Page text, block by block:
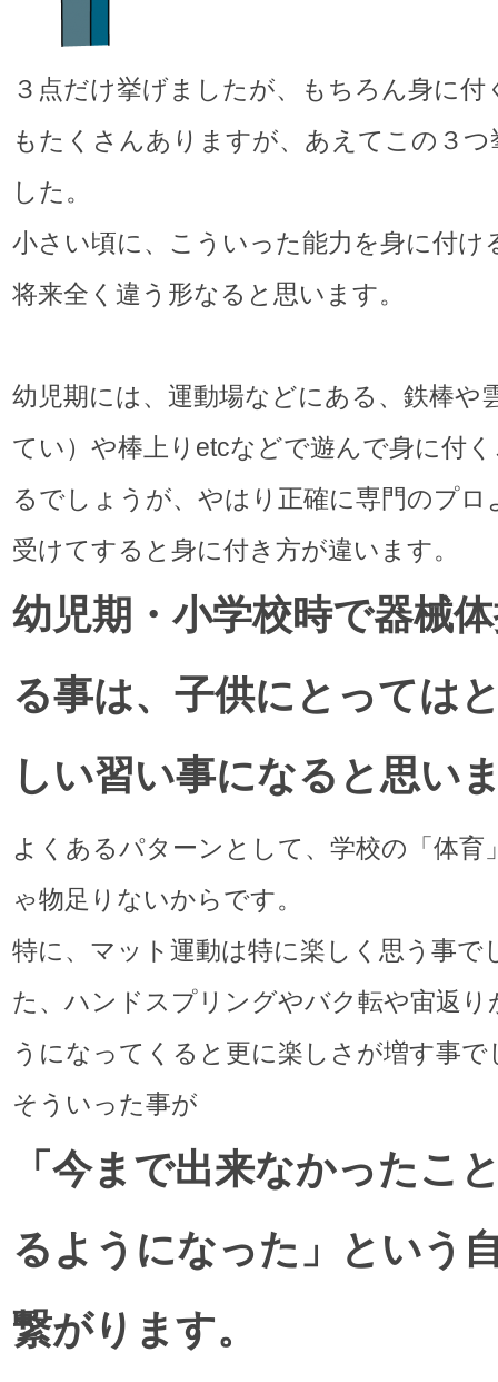
３点だけ挙げましたが、もちろん身に付
もたくさんありますが、あえてこの３
した。
小さい頃に、こういった能力を身に付け
将来全く違う形なると思います。
幼児期には、運動場などにある、鉄棒や
てい）や棒上りetcなどで遊んで身に付
るでしょうが、やはり正確に専門のプロ
受けてすると身に付き方が違います。
幼児期・小学校時で器械
る事は、子供にとっては
しい習い事になると思い
よくあるパターンとして、学校の「体育
ゃ物足りないからです。
特に、マット運動は特に楽しく思う事で
た、ハンドスプリングやバク転や宙返り
うになってくると更に楽しさが増す事で
そういった事が
「今まで出来なかったこ
るようになった」という
繋がります。